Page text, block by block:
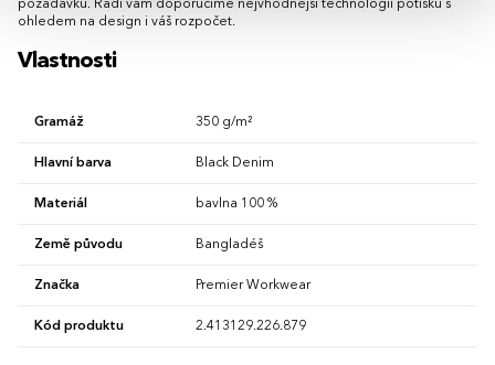
požadavků. Rádi vám doporučíme nejvhodnější technologii potisku s
ohledem na design i váš rozpočet.
Vlastnosti
Gramáž 350 g/m²
Hlavní barva Black Denim
Materiál bavlna 100 %
Země původu Bangladéš
Značka Premier Workwear
Kód produktu 2.413129.226.879